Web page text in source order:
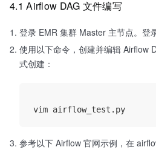
4.1 Airflow DAG 文件编写
登录 EMR 集群 Master 主节点。登
使用以下命令，创建并编辑 Airflow
式创建：
参考以下 Airflow 官网示例，在